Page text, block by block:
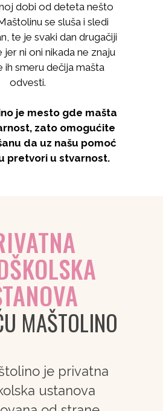
dobi od deteta nešto
se sluša i sledi
te je svaki dan drugačiji
jer ni oni nikada ne znaju
ih smeru dečija mašta
odvesti.
je mesto gde mašta
zato omogućite
da uz našu pomoć
pretvori u stvarnost.
MAŠTOLINO
je privatna
ustanova